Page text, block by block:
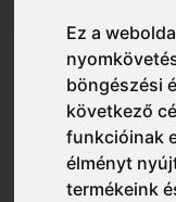
Ez a
böngészési
következő
funkcióinak
élményt
termékeink
KX312